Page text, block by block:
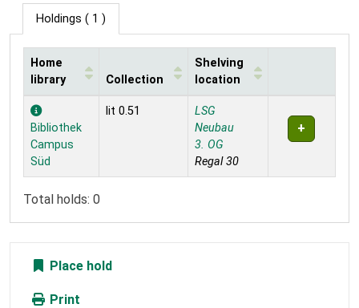
Holdings ( 1 )
Holdings
Home
library
Collection
Shelving
location
Bibliothek
Campus
Süd
lit 0.51
LSG
Neubau
3. OG
Regal 30
Total holds: 0
Place hold
Print